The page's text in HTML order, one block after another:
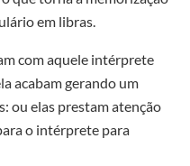
em libras.
com aquele intérprete
acabam gerando um
ou elas prestam atenção
o intérprete para